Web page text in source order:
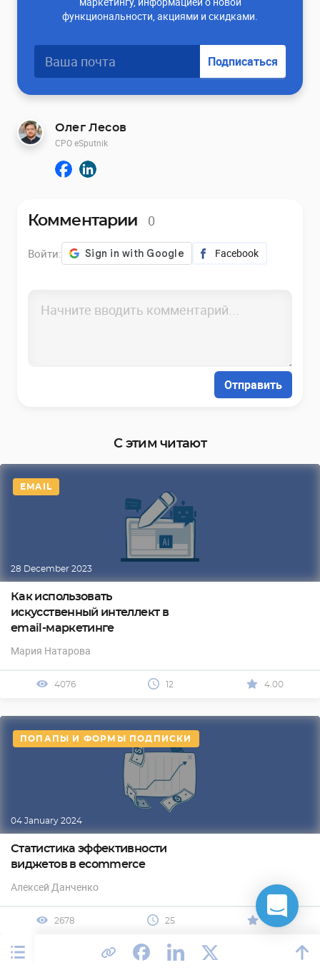
функциональности, акциями и скидками.
Подписаться
Олег Лесов
CPO eSputnik
Комментарии 0
Войти: Facebook
Отправить
С этим читают
EMAIL
28 December 2023
Как использовать
искусственный интеллект в
email-маркетинге
Мария Натарова
4076 12 4.00
ПОПАПЫ И ФОРМЫ ПОДПИСКИ
04 January 2024
Статистика эффективности
виджетов в ecommerce
Алексей Данченко
2678 25